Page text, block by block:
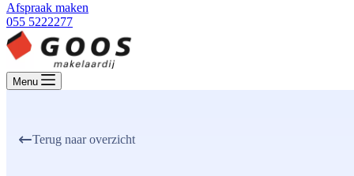
Afspraak maken
055 5222277
Menu
Terug naar overzicht